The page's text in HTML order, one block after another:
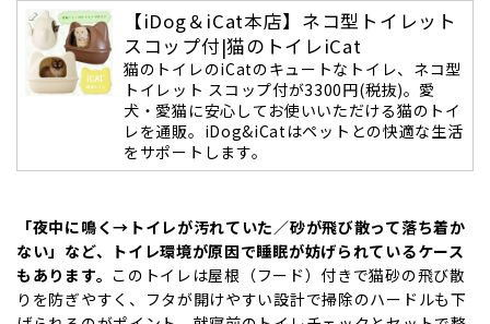
【iDog＆iCat本店】ネコ型トイレット
スコップ付|猫のトイレiCat
猫のトイレのiCatのキュートなトイレ、ネコ型
トイレット スコップ付が3300円(税抜)。愛
犬・愛猫に安心してお使いいただける猫のトイ
レを通販。iDog&iCatはペットとの快適な生活
をサポートします。
「夜中に鳴く→トイレが汚れていた／砂が飛び散って落ち着か
ない」など、トイレ環境が原因で睡眠が妨げられているケース
もあります。 このトイレは屋根（フード）付きで猫砂の飛び散
りを防ぎやすく、フタが開けやすい設計で掃除のハードルも下